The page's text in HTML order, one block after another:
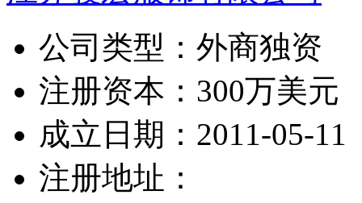
公司类型： 外商独资
注册资本： 300万美元
成立日期： 2011-05-11
注册地址：